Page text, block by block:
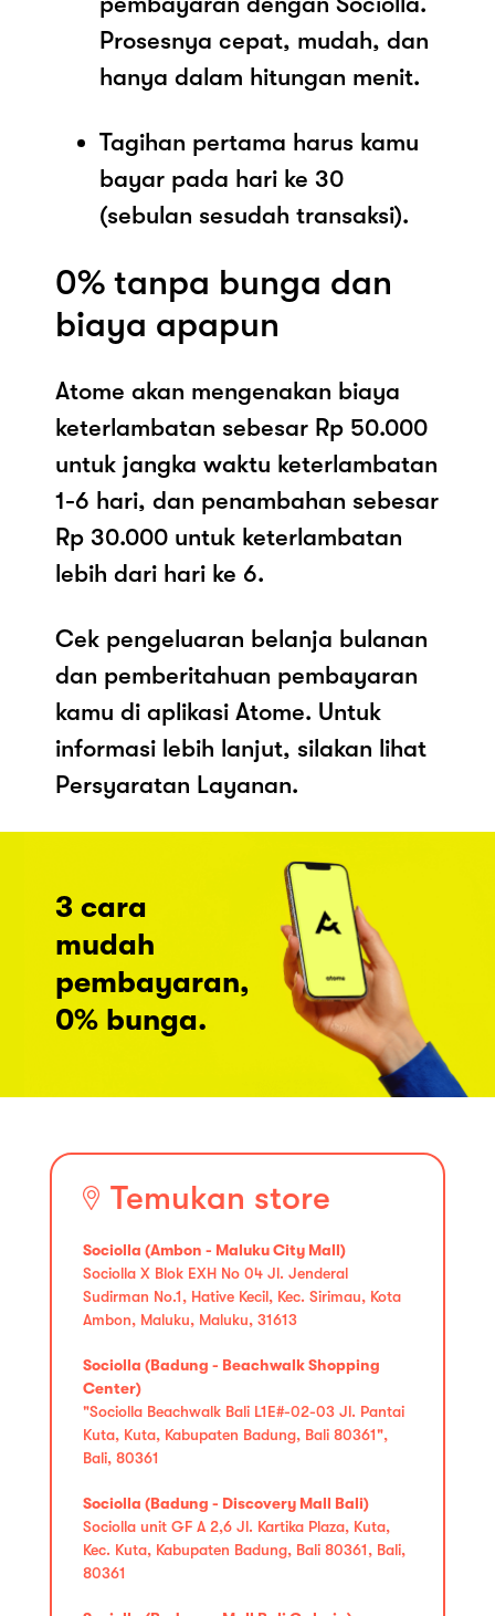
Prosesnya cepat, mudah, dan
hanya dalam hitungan menit.
Tagihan pertama harus kamu
bayar pada hari ke 30
(sebulan sesudah transaksi).
0% tanpa bunga dan
biaya apapun
Atome akan mengenakan biaya
keterlambatan sebesar Rp 50.000
untuk jangka waktu keterlambatan
1-6 hari, dan penambahan sebesar
Rp 30.000 untuk keterlambatan
lebih dari hari ke 6.
Cek pengeluaran belanja bulanan
dan pemberitahuan pembayaran
kamu di aplikasi Atome. Untuk
informasi lebih lanjut, silakan lihat
Persyaratan Layanan.
3 cara
mudah
pembayaran,
0% bunga.
Temukan store
Sociolla (Ambon - Maluku City Mall)
Sociolla X Blok EXH No 04 Jl. Jenderal
Sudirman No.1, Hative Kecil, Kec. Sirimau, Kota
Ambon, Maluku, Maluku, 31613
Sociolla (Badung - Beachwalk Shopping
Center)
"Sociolla Beachwalk Bali L1E#-02-03 Jl. Pantai
Kuta, Kuta, Kabupaten Badung, Bali 80361",
Bali, 80361
Sociolla (Badung - Discovery Mall Bali)
Sociolla unit GF A 2,6 Jl. Kartika Plaza, Kuta,
Kec. Kuta, Kabupaten Badung, Bali 80361, Bali,
80361